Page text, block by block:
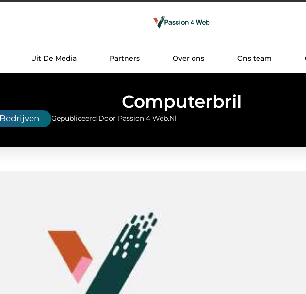
Uit De Media Partners Over ons Ons team
Computerbril
Bedrijven Gepubliceerd Door Passion 4 Web.nl